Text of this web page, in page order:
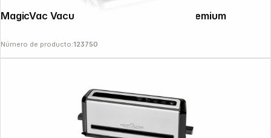
MagicVac Vacuum Machine Jumbo 30 Premium
Número de producto:123750